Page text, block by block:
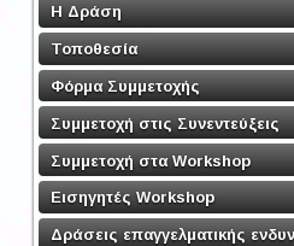
Η Δράση
Τοποθεσία
Φόρμα Συμμετοχής
Συμμετοχή στις Συνεντεύξεις
Συμμετοχή στα Workshop
Εισηγητές Workshop
Δράσεις επαγγελματικής